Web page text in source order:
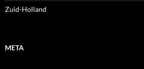
Zuid-Holland
META